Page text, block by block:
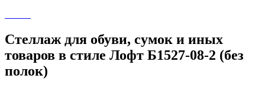
Стеллаж для обуви, сумок и иных
товаров в стиле Лофт Б1527-08-2 (без
полок)